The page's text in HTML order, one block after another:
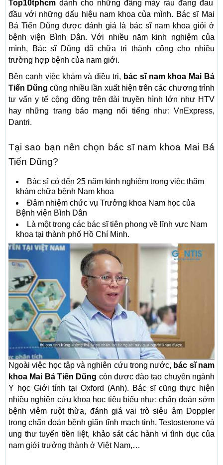
Top10tphcm dành cho những đấng mày râu đang đau
đầu với những dấu hiệu nam khoa của mình. Bác sĩ Mai
Bá Tiến Dũng được đánh giá là bác sĩ nam khoa giỏi ở
bệnh viện Bình Dân. Với nhiều năm kinh nghiệm của
mình, Bác sĩ Dũng đã chữa trị thành công cho nhiều
trường hợp bệnh của nam giới.
Bên cạnh việc khám và điều trị, bác sĩ nam khoa Mai Bá
Tiến Dũng cũng nhiều lần xuất hiện trên các chương trình
tư vấn y tế cộng đồng trên đài truyền hình lớn như HTV
hay những trang báo mạng nổi tiếng như: VnExpress,
Dantri.
Tại sao bạn nên chọn bác sĩ nam khoa Mai Bá
Tiến Dũng?
Bác sĩ có đến 25 năm kinh nghiệm trong việc thăm
khám chữa bệnh Nam khoa
Đảm nhiệm chức vụ Trưởng khoa Nam học của
Bệnh viện Bình Dân
Là một trong các bác sĩ tiên phong về lĩnh vực Nam
khoa tại thành phố Hồ Chí Minh.
Ngoài việc học tập và nghiên cứu trong nước, bác sĩ nam
khoa Mai Bá Tiến Dũng còn được đào tạo chuyên ngành
Y học Giới tính tại Oxford (Anh). Bác sĩ cũng thực hiện
nhiều nghiên cứu khoa học tiêu biểu như: chẩn đoán sớm
bệnh viêm ruột thừa, đánh giá vai trò siêu âm Doppler
trong chẩn đoán bệnh giãn tĩnh mạch tinh, Testosterone và
ung thư tuyến tiền liệt, khảo sát các hành vi tình dục của
nam giới trưởng thành ở Việt Nam,…